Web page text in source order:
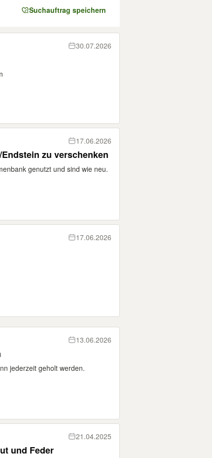
Suchauftrag speichern
30.07.2026
17.06.2026
zu verschenken
genutzt und sind wie neu.
17.06.2026
13.06.2026
jederzeit geholt werden.
21.04.2025
und Feder